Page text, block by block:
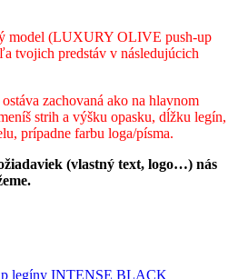
model (LUXURY OLIVE push-up
tvojich predstáv v následujúcich
zachovaná ako na hlavnom
strih a výšku opasku, dĺžku legín,
prípadne farbu loga/písma.
(vlastný text, logo…) nás